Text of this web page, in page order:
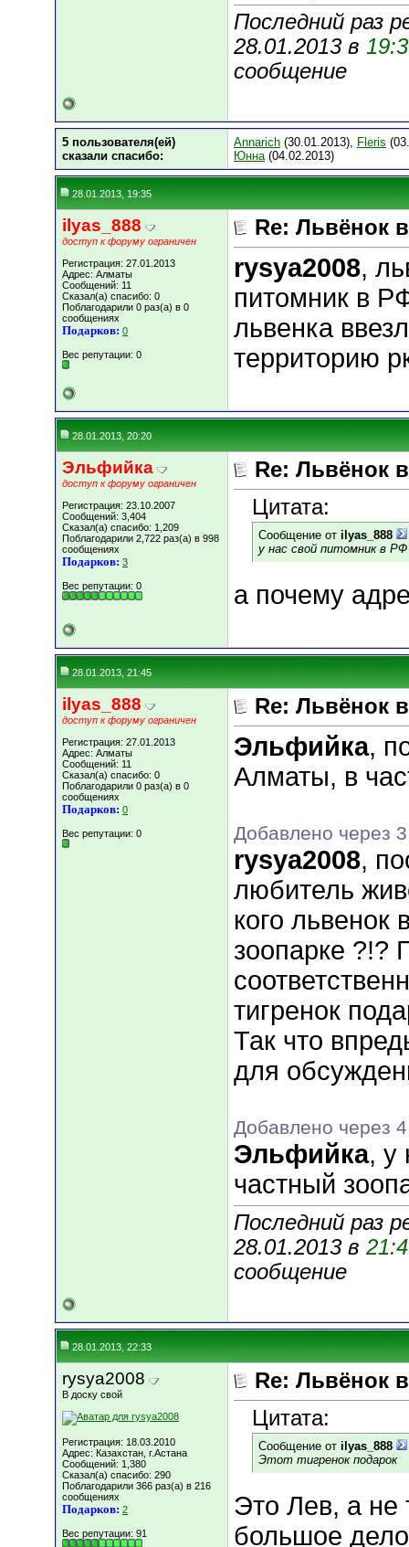
Последний раз
28.01.2013 в
сообщение
5 пользователя(ей)
сказали cпасибо:
Annarich (30.01.2013), Fleris
Юнна(04.02.2013)
28.01.2013, 19:35
ilyas_888
доступ к форуму ограничен
Регистрация: 27.01.2013
Адрес: Алматы
Сообщений: 11
Сказал(а) спасибо: 0
Поблагодарили 0 раз(а) в 0
сообщениях
Подарков: 0
Вес репутации: 0
Re: Львёнок
rysya2008,
питомник в
львенка
территорию
28.01.2013, 20:20
Эльфийка
доступ к форуму ограничен
Регистрация: 23.10.2007
Сообщений: 3,404
Сказал(а) спасибо: 1,209
Поблагодарили 2,722 раз(а) в 998
сообщениях
Подарков: 3
Вес репутации: 0
Re: Львёнок
Цитата:
Сообщение от ilyas_888
у нас свой питомник в
а почему
28.01.2013, 21:45
ilyas_888
доступ к форуму ограничен
Регистрация: 27.01.2013
Адрес: Алматы
Сообщений: 11
Сказал(а) спасибо: 0
Поблагодарили 0 раз(а) в 0
сообщениях
Подарков: 0
Вес репутации: 0
Re: Львёнок
Эльфийка,
Алматы, в
Добавлено через
rysya2008,
любитель
кого львенок
зоопарке ?!?
тигренок
Так что
для
Добавлено через
Эльфийка, у
частный
Последний раз
28.01.2013 в
сообщение
28.01.2013, 22:33
rysya2008
В доску свой
Регистрация: 18.03.2010
Адрес: Казахстан, г.Астана
Сообщений: 1,380
Сказал(а) спасибо: 290
Поблагодарили 366 раз(а) в 216
сообщениях
Подарков: 2
Вес репутации: 91
Re: Львёнок
Цитата:
Сообщение от ilyas_888
Этот тигренок подарок
Это Лев, а не
большое